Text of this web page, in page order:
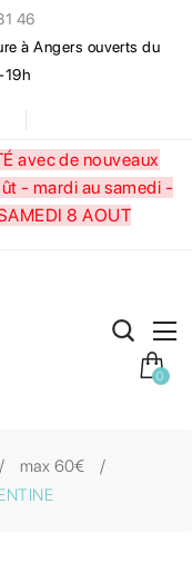
46
à Angers ouverts du
19h
avec de nouveaux
- mardi au samedi -
8 AOUT
0
max 60€